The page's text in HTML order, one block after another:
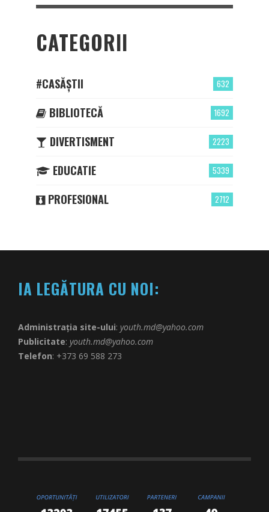
CATEGORII
632
#CASĂȘTII
1692
BIBLIOTECĂ
2223
DIVERTISMENT
5339
EDUCATIE
2712
PROFESIONAL
IA LEGĂTURA CU NOI:
Administrația site-ului: youth.md@yahoo.com
Publicitate: youth.md@yahoo.com
Telefon: +373 69 588 273